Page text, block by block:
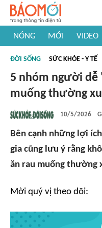
NÓNG MỚI VIDEO
#Khám phá thế giới
ĐỜI SỐNG SỨC KHỎE - Y TẾ
5 nhóm người dễ
muống thường
10/5/2026
Bên cạnh những lợi
gia cũng lưu ý rằng
ăn rau muống thường
Mời quý vị theo dõi: